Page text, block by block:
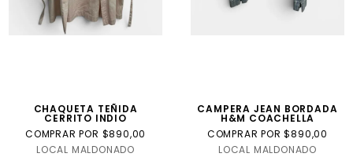
CHAQUETA TEÑIDA
CERRITO INDIO
COMPRAR POR $890,00
LOCAL MALDONADO
CAMPERA JEAN BORDADA
H&M COACHELLA
COMPRAR POR $890,00
LOCAL MALDONADO